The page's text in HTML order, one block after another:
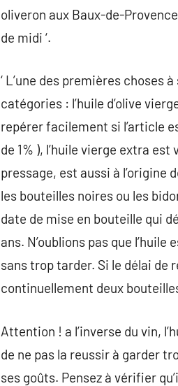
oliveron aux Baux-de-
de midi ‘.
‘ L’une des premières choses
catégories : l’huile d’olive
repérer facilement si l’article
de 1% ), l’huile vierge extra
pressage, est aussi à l’origine
les bouteilles noires ou les
date de mise en bouteille qui
ans. N’oublions pas que
sans trop tarder. Si le délai de
continuellement deux
Attention ! a l’inverse du vin,
de ne pas la reussir à garder
ses goûts. Pensez à vérifier